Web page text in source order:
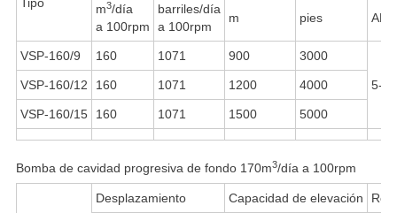
m3/día
a 100rpm
barriles/día
a 100rpm
m pies API
VSP-160/9 160 1071 900 3000
5-1/
VSP-160/12 160 1071 1200 4000
VSP-160/15 160 1071 1500 5000
Bomba de cavidad progresiva de fondo 170m3/día a 100rpm
Desplazamiento Capacidad de elevación